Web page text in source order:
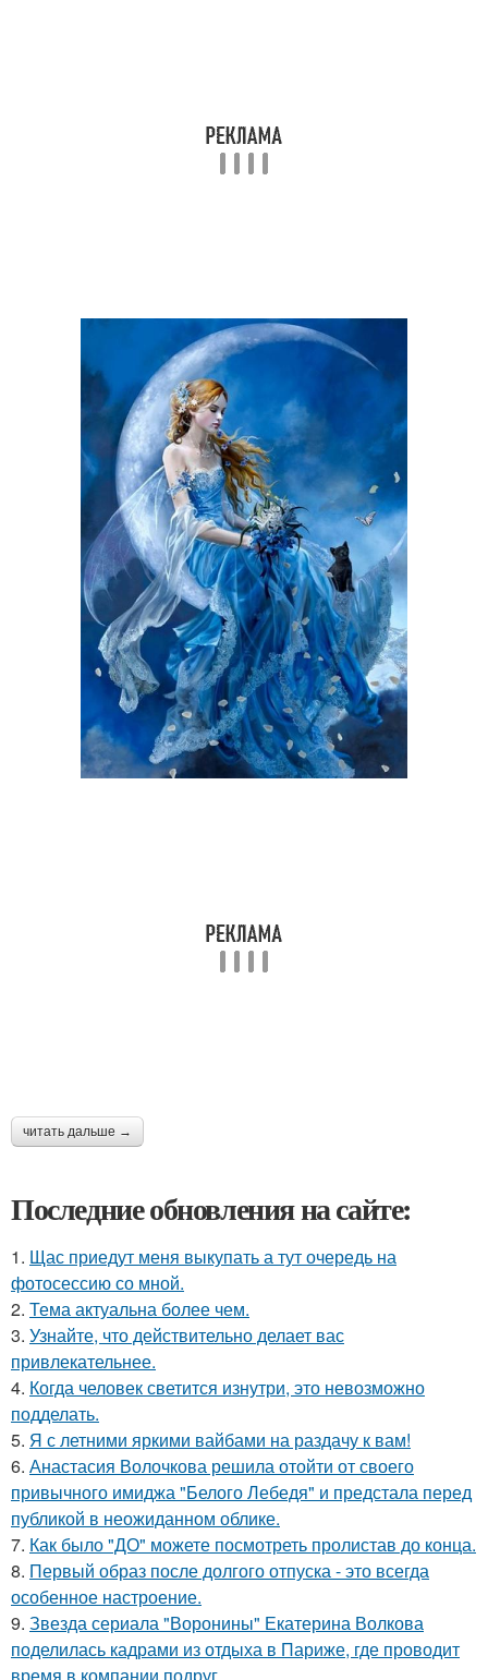
читать дальше →
Последние обновления на сайте:
1. Щас приедут меня выкупать а тут очередь на
фотосессию со мной.
2. Тема актуальна более чем.
3. Узнайте, что действительно делает вас
привлекательнее.
4. Когда человек светится изнутри, это невозможно
подделать.
5. Я с летними яркими вайбами на раздачу к вам!
6. Анастасия Волочкова решила отойти от своего
привычного имиджа "Белого Лебедя" и предстала перед
публикой в неожиданном облике.
7. Как было "ДО" можете посмотреть пролистав до конца.
8. Первый образ после долгого отпуска - это всегда
особенное настроение.
9. Звезда сериала "Воронины" Екатерина Волкова
поделилась кадрами из отдыха в Париже, где проводит